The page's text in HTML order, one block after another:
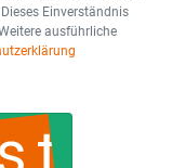
Einverständnis
ausführliche